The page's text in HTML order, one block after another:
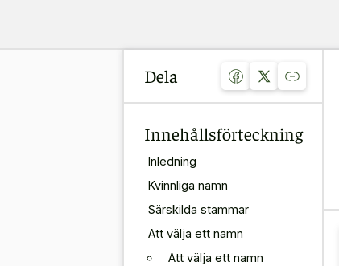
Dela
Innehållsförteckning
Inledning
Kvinnliga namn
Särskilda stammar
Att välja ett namn
Att välja ett namn